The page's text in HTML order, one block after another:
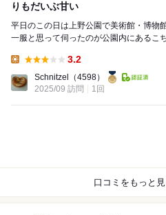
りもだいぶ甘い
平日のこの日は上野公園で美術館・博物
一服と思って伺ったのが公園内にあるこち
3.2
Schnitzel
（4598）
2025/09 訪問
1回
口コミをもっと見